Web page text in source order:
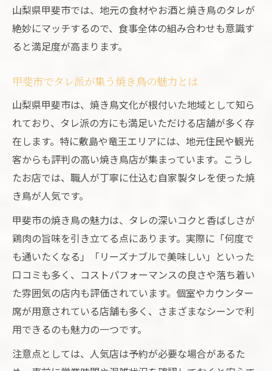
山梨県甲斐市では、地元の食材やお酒と焼き鳥のタレが
絶妙にマッチするので、食事全体の組み合わせも意識す
ると満足度が高まります。
甲斐市でタレ派が集う焼き鳥の魅力とは
山梨県甲斐市は、焼き鳥文化が根付いた地域として知ら
れており、タレ派の方にも満足いただける店舗が多く存
在します。特に敷島や竜王エリアには、地元住民や観光
客からも評判の高い焼き鳥店が集まっています。こうし
たお店では、職人が丁寧に仕込む自家製タレを使った焼
き鳥が人気です。
甲斐市の焼き鳥の魅力は、タレの深いコクと香ばしさが
鶏肉の旨味を引き立てる点にあります。実際に「何度で
も通いたくなる」「リーズナブルで美味しい」といった
口コミも多く、コストパフォーマンスの良さや落ち着い
た雰囲気の店内も評価されています。個室やカウンター
席が用意されている店舗も多く、さまざまなシーンで利
用できるのも魅力の一つです。
注意点としては、人気店は予約が必要な場合があるた